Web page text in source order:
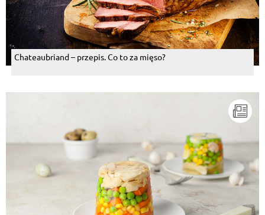
Chateaubriand – przepis. Co to za mięso?